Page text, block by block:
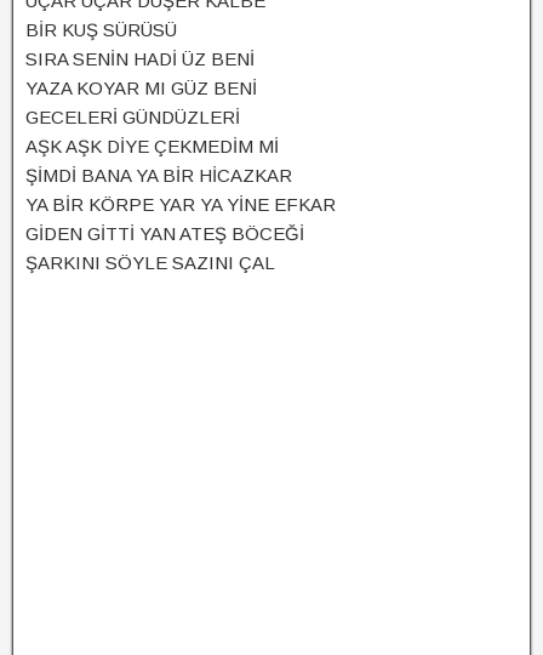
BİR KUŞ SÜRÜSÜ
SIRA SENİN HADİ ÜZ BENİ
YAZA KOYAR MI GÜZ BENİ
GECELERİ GÜNDÜZLERİ
AŞK AŞK DİYE ÇEKMEDİM Mİ
ŞİMDİ BANA YA BİR HİCAZKAR
YA BİR KÖRPE YAR YA YİNE EFKAR
GİDEN GİTTİ YAN ATEŞ BÖCEĞİ
ŞARKINI SÖYLE SAZINI ÇAL